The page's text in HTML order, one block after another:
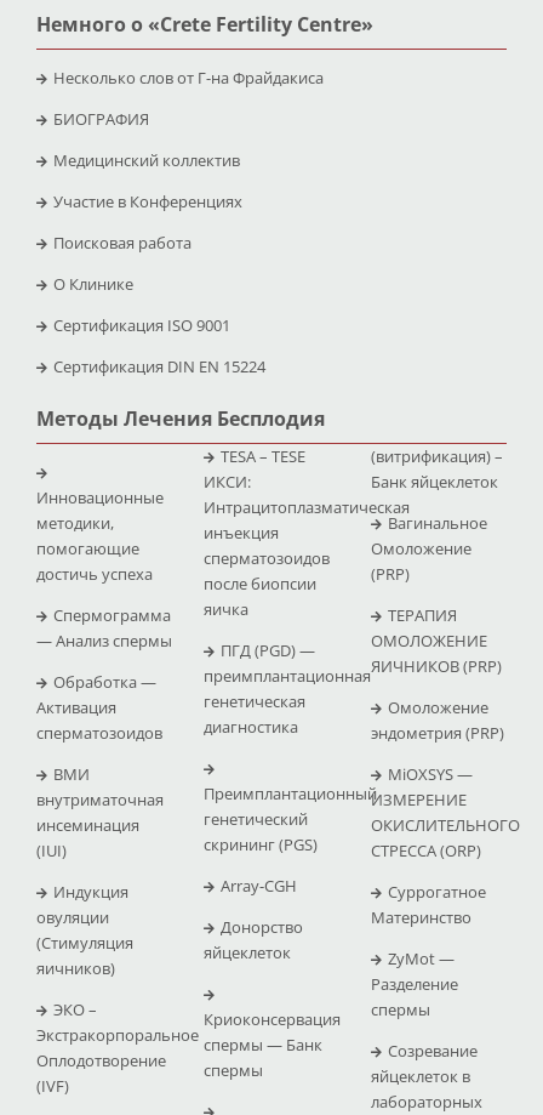
Немного о «Crete Fertility Centre»
Несколько слов от Г-на Фрайдакиса
БИОГРАФИЯ
Медицинский коллектив
Участие в Конференциях
Поисковая работа
O Клинике
Сертификация ISO 9001
Сертификация DIN EN 15224
Методы Лечения Бесплодия
Инновационные
методики,
помогающие
достичь успеха
Спермограмма
— Анализ спермы
Обработка —
Активация
сперматозоидов
ВМИ
внутриматочная
инсеминация
(IUI)
Индукция
овуляции
(Стимуляция
яичников)
ЭКО –
Экстракорпоральное
Оплодотворение
(IVF)
TESA – TESE
ИКСИ:
Интрацитоплазматическая
инъекция
сперматозоидов
после биопсии
яичка
ПГД (PGD) —
преимплантационная
генетическая
диагностика
Преимплантационный
генетический
скрининг (PGS)
Array-CGH
Донорство
яйцеклеток
Криоконсервация
спермы — Банк
спермы
(витрификация) –
Банк яйцеклеток
Вагинальное
Омоложение
(PRP)
ТЕРАПИЯ
ОМОЛОЖЕНИЕ
ЯИЧНИКОВ (PRP)
Омоложение
эндометрия (PRP)
MiOXSYS —
ИЗМЕРЕНИЕ
ОКИСЛИТЕЛЬНОГО
СТРЕССА (ΟRP)
Суррогатное
Материнство
ZyMot —
Pазделение
спермы
Созревание
яйцеклеток в
лабораторных